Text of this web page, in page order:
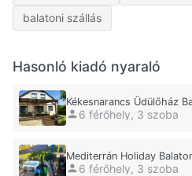
balatoni szállás
Hasonló kiadó nyaraló
Kékesnarancs Üdülőház
6 férőhely, 3 szoba
Mediterrán Holiday
6 férőhely, 3 szoba